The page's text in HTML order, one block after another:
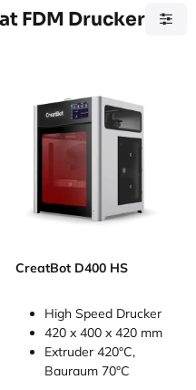
FDM Drucker
CreatBot D400 HS
High Speed Drucker
420 x 400 x 420 mm
Extruder 420°C,
Bauraum 70°C